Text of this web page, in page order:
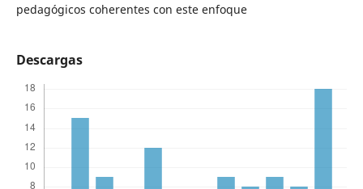
pedagógicos coherentes con este enfoque
Descargas